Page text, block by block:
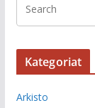
Kategoriat
Arkisto